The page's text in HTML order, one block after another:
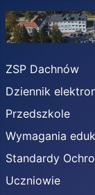
ZSP Dachnów
Dziennik
Przedszkole
Wymagania
Standardy
Uczniowie